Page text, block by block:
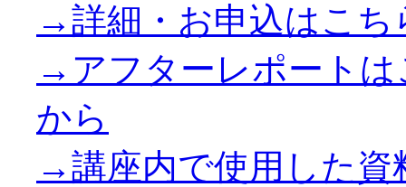
→詳細・お申込はこち
→アフターレポート
から
→講座内で使用した資